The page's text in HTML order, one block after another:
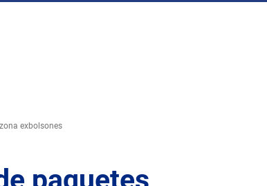
exbolsones